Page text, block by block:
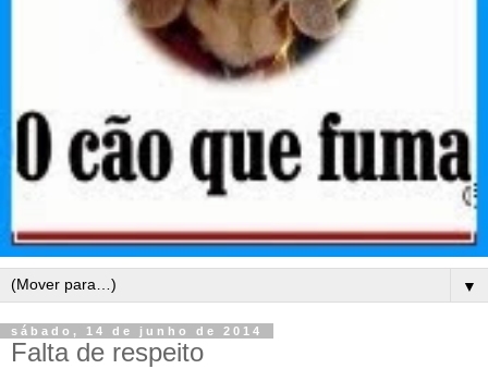
▼
sábado, 14 de junho de 2014
Falta de respeito